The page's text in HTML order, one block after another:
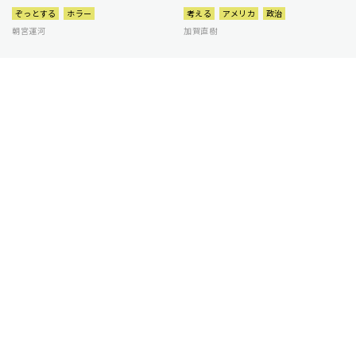
ぞっとする
ホラー
朝宮運河
考える アメリカ
政治
加賀直樹